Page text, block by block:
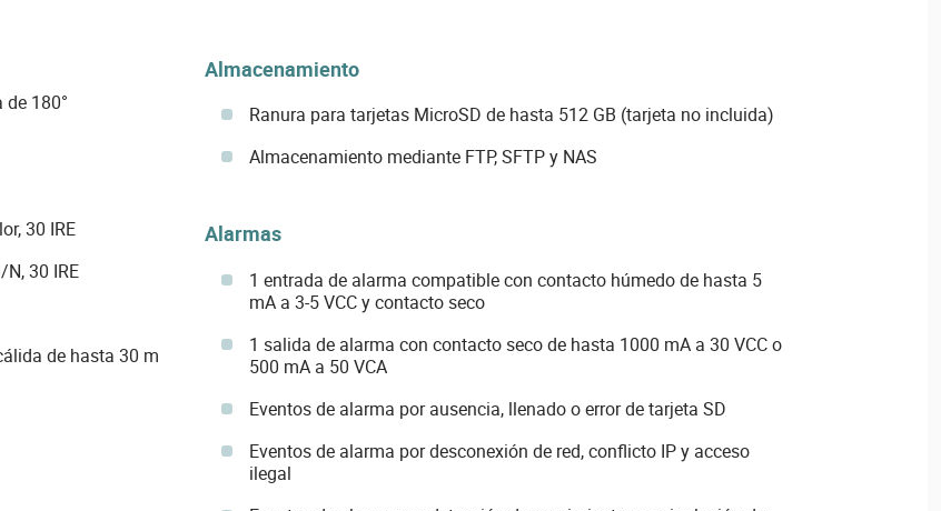
180°
30 IRE
30 IRE
de hasta 30 m
Almacenamiento
Ranura para tarjetas MicroSD de hasta 512 GB (tarjeta no incluida)
Almacenamiento mediante FTP, SFTP y NAS
Alarmas
1 entrada de alarma compatible con contacto húmedo de hasta 5
mA a 3-5 VCC y contacto seco
1 salida de alarma con contacto seco de hasta 1000 mA a 30 VCC o
500 mA a 50 VCA
Eventos de alarma por ausencia, llenado o error de tarjeta SD
Eventos de alarma por desconexión de red, conflicto IP y acceso
ilegal